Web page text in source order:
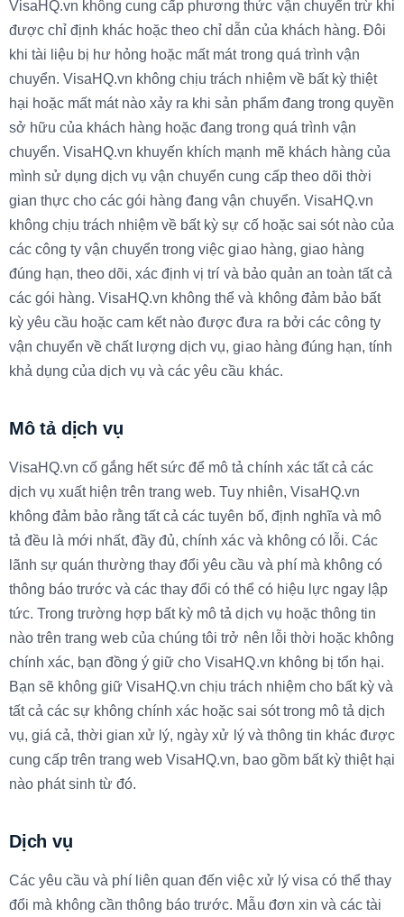
VisaHQ.vn không cung cấp phương thức vận chuyển trừ khi
được chỉ định khác hoặc theo chỉ dẫn của khách hàng. Đôi
khi tài liệu bị hư hỏng hoặc mất mát trong quá trình vận
chuyển. VisaHQ.vn không chịu trách nhiệm về bất kỳ thiệt
hại hoặc mất mát nào xảy ra khi sản phẩm đang trong quyền
sở hữu của khách hàng hoặc đang trong quá trình vận
chuyển. VisaHQ.vn khuyến khích mạnh mẽ khách hàng của
mình sử dụng dịch vụ vận chuyển cung cấp theo dõi thời
gian thực cho các gói hàng đang vận chuyển. VisaHQ.vn
không chịu trách nhiệm về bất kỳ sự cố hoặc sai sót nào của
các công ty vận chuyển trong việc giao hàng, giao hàng
đúng hạn, theo dõi, xác định vị trí và bảo quản an toàn tất cả
các gói hàng. VisaHQ.vn không thể và không đảm bảo bất
kỳ yêu cầu hoặc cam kết nào được đưa ra bởi các công ty
vận chuyển về chất lượng dịch vụ, giao hàng đúng hạn, tính
khả dụng của dịch vụ và các yêu cầu khác.
Mô tả dịch vụ
VisaHQ.vn cố gắng hết sức để mô tả chính xác tất cả các
dịch vụ xuất hiện trên trang web. Tuy nhiên, VisaHQ.vn
không đảm bảo rằng tất cả các tuyên bố, định nghĩa và mô
tả đều là mới nhất, đầy đủ, chính xác và không có lỗi. Các
lãnh sự quán thường thay đổi yêu cầu và phí mà không có
thông báo trước và các thay đổi có thể có hiệu lực ngay lập
tức. Trong trường hợp bất kỳ mô tả dịch vụ hoặc thông tin
nào trên trang web của chúng tôi trở nên lỗi thời hoặc không
chính xác, bạn đồng ý giữ cho VisaHQ.vn không bị tổn hại.
Bạn sẽ không giữ VisaHQ.vn chịu trách nhiệm cho bất kỳ và
tất cả các sự không chính xác hoặc sai sót trong mô tả dịch
vụ, giá cả, thời gian xử lý, ngày xử lý và thông tin khác được
cung cấp trên trang web VisaHQ.vn, bao gồm bất kỳ thiệt hại
nào phát sinh từ đó.
Dịch vụ
Các yêu cầu và phí liên quan đến việc xử lý visa có thể thay
đổi mà không cần thông báo trước. Mẫu đơn xin và các tài